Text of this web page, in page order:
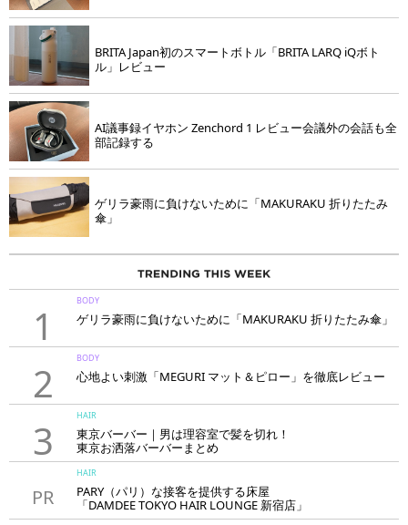
BRITA Japan初のスマートボトル「BRITA LARQ iQボト
ル」レビュー
AI議事録イヤホン Zenchord 1 レビュー会議外の会話も全
部記録する
ゲリラ豪雨に負けないために「MAKURAKU 折りたたみ
傘」
1
BODY
ゲリラ豪雨に負けないために「MAKURAKU 折りたたみ傘」
2
BODY
心地よい刺激「MEGURI マット＆ピロー」を徹底レビュー
3
HAIR
東京バーバー｜男は理容室で髪を切れ！
東京お洒落バーバーまとめ
PR
HAIR
PARY（パリ）な接客を提供する床屋
「DAMDEE TOKYO HAIR LOUNGE 新宿店」